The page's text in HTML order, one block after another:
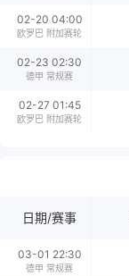
02-20 04:00
欧罗巴 附加赛轮
02-23 02:30
德甲 常规赛
02-27 01:45
欧罗巴 附加赛轮
日期/赛事
03-01 22:30
德甲 常规赛